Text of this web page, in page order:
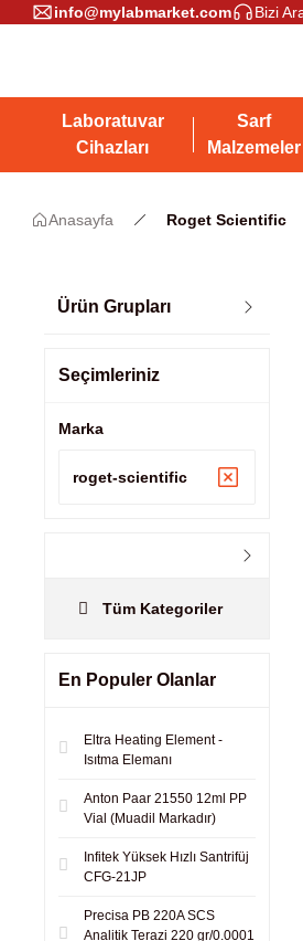
info@mylabmarket.com Bizi
Laboratuvar
Cihazları
Sarf
Malzemeler
Anasayfa Roget Scientific
Ürün Grupları
Seçimleriniz
Marka
roget-scientific
Tüm Kategoriler
En Populer Olanlar
Eltra Heating Element -
Isıtma Elemanı
Anton Paar 21550 12ml PP
Vial (Muadil Markadır)
Infitek Yüksek Hızlı Santrifüj
CFG-21JP
Precisa PB 220A SCS
Analitik Terazi 220 gr/0.0001